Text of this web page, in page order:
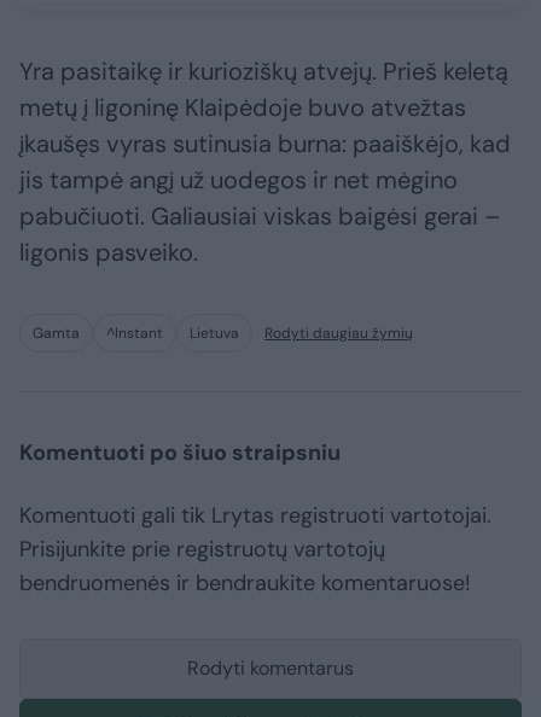
Yra pasitaikę ir kurioziškų atvejų. Prieš keletą
metų į ligoninę Klaipėdoje buvo atvežtas
įkaušęs vyras sutinusia burna: paaiškėjo, kad
jis tampė angį už uodegos ir net mėgino
pabučiuoti. Galiausiai viskas baigėsi gerai –
ligonis pasveiko.
Gamta ^Instant Lietuva Rodyti daugiau žymių
Komentuoti po šiuo straipsniu
Komentuoti gali tik Lrytas registruoti vartotojai.
Prisijunkite prie registruotų vartotojų
bendruomenės ir bendraukite komentaruose!
Rodyti komentarus